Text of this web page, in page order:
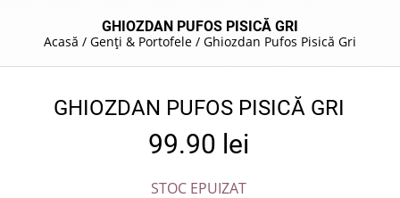
GHIOZDAN PUFOS PISICĂ GRI
Acasă / Genți & Portofele / Ghiozdan Pufos Pisică Gri
GHIOZDAN PUFOS PISICĂ GRI
99.90 lei
STOC EPUIZAT